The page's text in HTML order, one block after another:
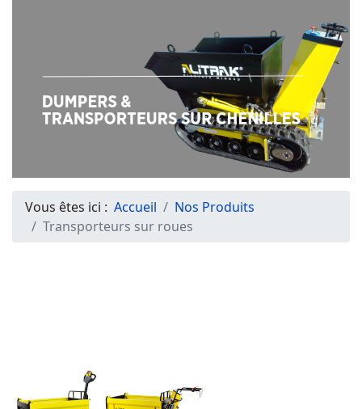
Vous êtes ici : Accueil
Nos Produits
Transporteurs sur roues